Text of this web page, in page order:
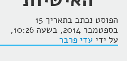
בלוג קואצ'ינג
הפוסט נכתב בתאריך 15
בספטמבר 2014, בשעה 10:26,
על ידי עדי פרבר